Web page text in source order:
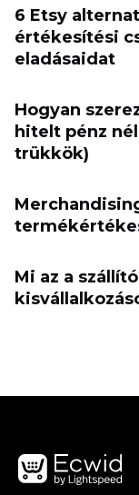
6 Etsy
értékesítési
eladásaidat
Hogyan
hitelt pénz
trükkök)
Mi az a